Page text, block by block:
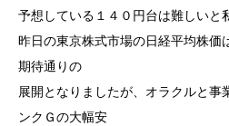
予想している１４０円台は難しいと
昨日の東京株式市場の日経平均株価
期待通りの
展開となりましたが、オラクルと事
ンクＧの大幅安